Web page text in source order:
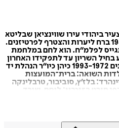
ביהודי עירו שווינציאן שבליטא
מובלים להשמדה. בתחילת 1943 ברח ליערות והצטרף לפרטיזנים.
לפלמ“ח. הוא לחם במלחמת
השריון עד לתפקידו האחרון
בצבא — קצין חינוך ראשי. בשנים 1993-1972 כיהן כיו“ר הנהלת יד
השואה: ברית־המועצות
בלז’ץ, סוביבור, טרבלינקה
חורט בזיכרון: לוחם, שורד,